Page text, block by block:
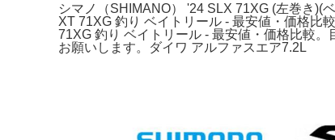
シマノ（SHIMANO） '24 SLX 71XG (左巻き)(
XT 71XG 釣り ベイトリール - 最安値・価格比
71XG 釣り ベイトリール - 最安値・価格比較
お願いします。ダイワ アルファスエア7.2L